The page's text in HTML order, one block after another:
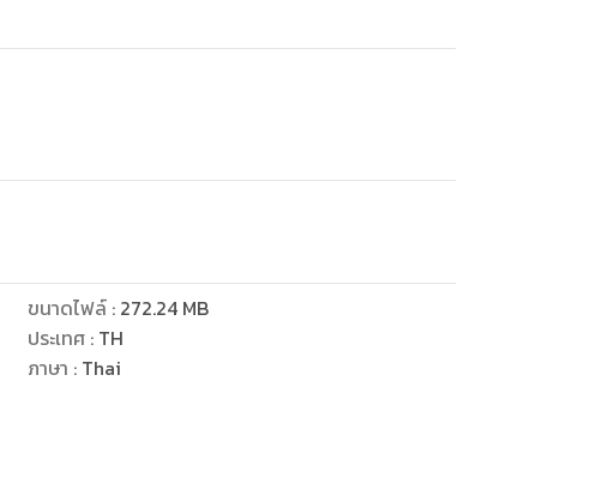
ขนาดไฟล์: 272.24 MB
ประเทศ : TH
ภาษา : Thai